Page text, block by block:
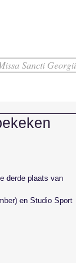
Sancti
derde plaats van
en Studio Sport